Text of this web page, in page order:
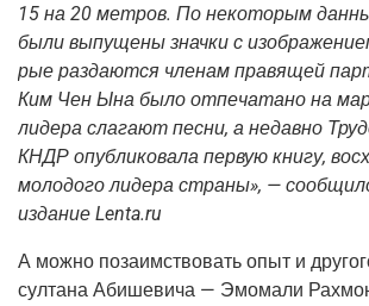
15 на 20 мет­ров. По неко­то­рым
были выпу­ще­ны знач­ки с
рые раз­да­ют­ся чле­нам пра­вя­щей
Ким Чен Ына было отпе­ча­та­но на
лиде­ра сла­га­ют пес­ни, а недав­но
КНДР опуб­ли­ко­ва­ла первую кни­гу,
моло­до­го лиде­ра стра­ны», —
изда­ние Lenta.ru
А мож­но поза­им­ство­вать опыт и
сул­та­на Аби­ше­ви­ча — Эмо­ма­ли